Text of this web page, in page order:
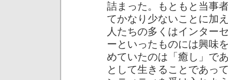
詰まった。もともと当事
てかなり少ないことに加
人たちの多くはインター
ーといったものには興味
めていたのは「癒し」で
として生きることであっ